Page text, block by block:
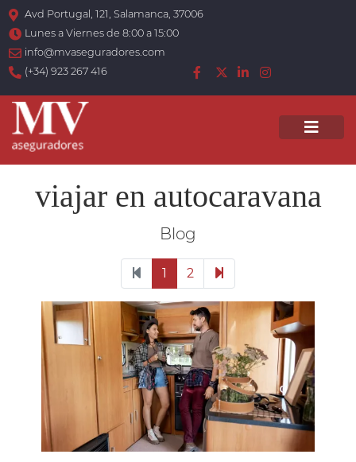
Avd Portugal, 121, Salamanca, 37006
Lunes a Viernes de 8:00 a 15:00
info@mvaseguradores.com
(+34) 923 267 416
viajar en autocaravana
Blog
1 2